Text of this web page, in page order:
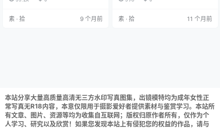
问题说明 资源请获取后不要在线解
素 · 拾 9 个月前
解压攻略：常见问题说明 资源请获
素 · 拾 11 个月前
本站分享大量高质量高清无三方水印写真图集，出镜模特均为成年女性正
常写真无R18内容，本意仅限用于摄影爱好者提供素材与鉴赏学习。本站所
有文章、图片、资源等均为收集自互联网；版权归原作者所有，仅作为个
人学习、研究以及欣赏！如果您发现本站上有侵犯您的权益的作品，请与